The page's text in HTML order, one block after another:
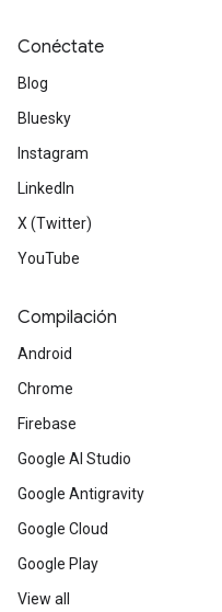
Conéctate
Blog
Bluesky
Instagram
LinkedIn
X (Twitter)
YouTube
Compilación
Android
Chrome
Firebase
Google AI Studio
Google Antigravity
Google Cloud
Google Play
View all